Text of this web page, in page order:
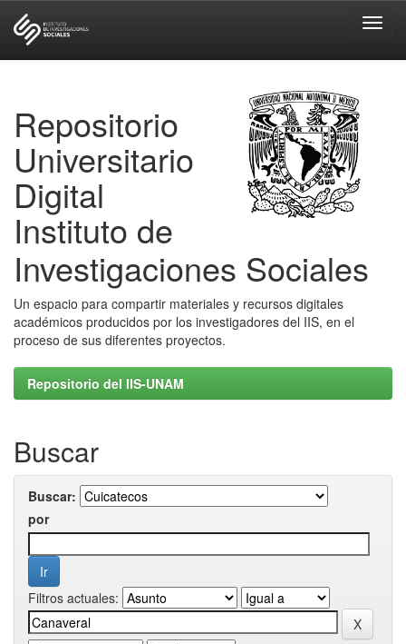
Repositorio
Universitario
Digital
Instituto de
Investigaciones Sociales
Un espacio para compartir materiales y recursos digitales
académicos producidos por los investigadores del IIS, en el
proceso de sus diferentes proyectos.
Repositorio del IIS-UNAM
Buscar
Buscar:
por
Filtros actuales: